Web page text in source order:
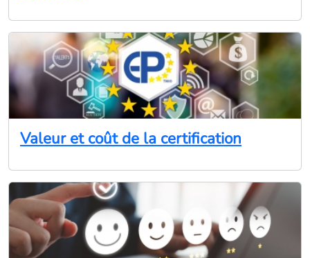
Valeur et coût de la certification